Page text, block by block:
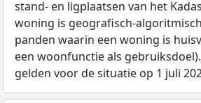
stand- en ligplaatsen van het
woning is geografisch-
panden waarin een woning is
een woonfunctie als
gelden voor de situatie op 1 juli